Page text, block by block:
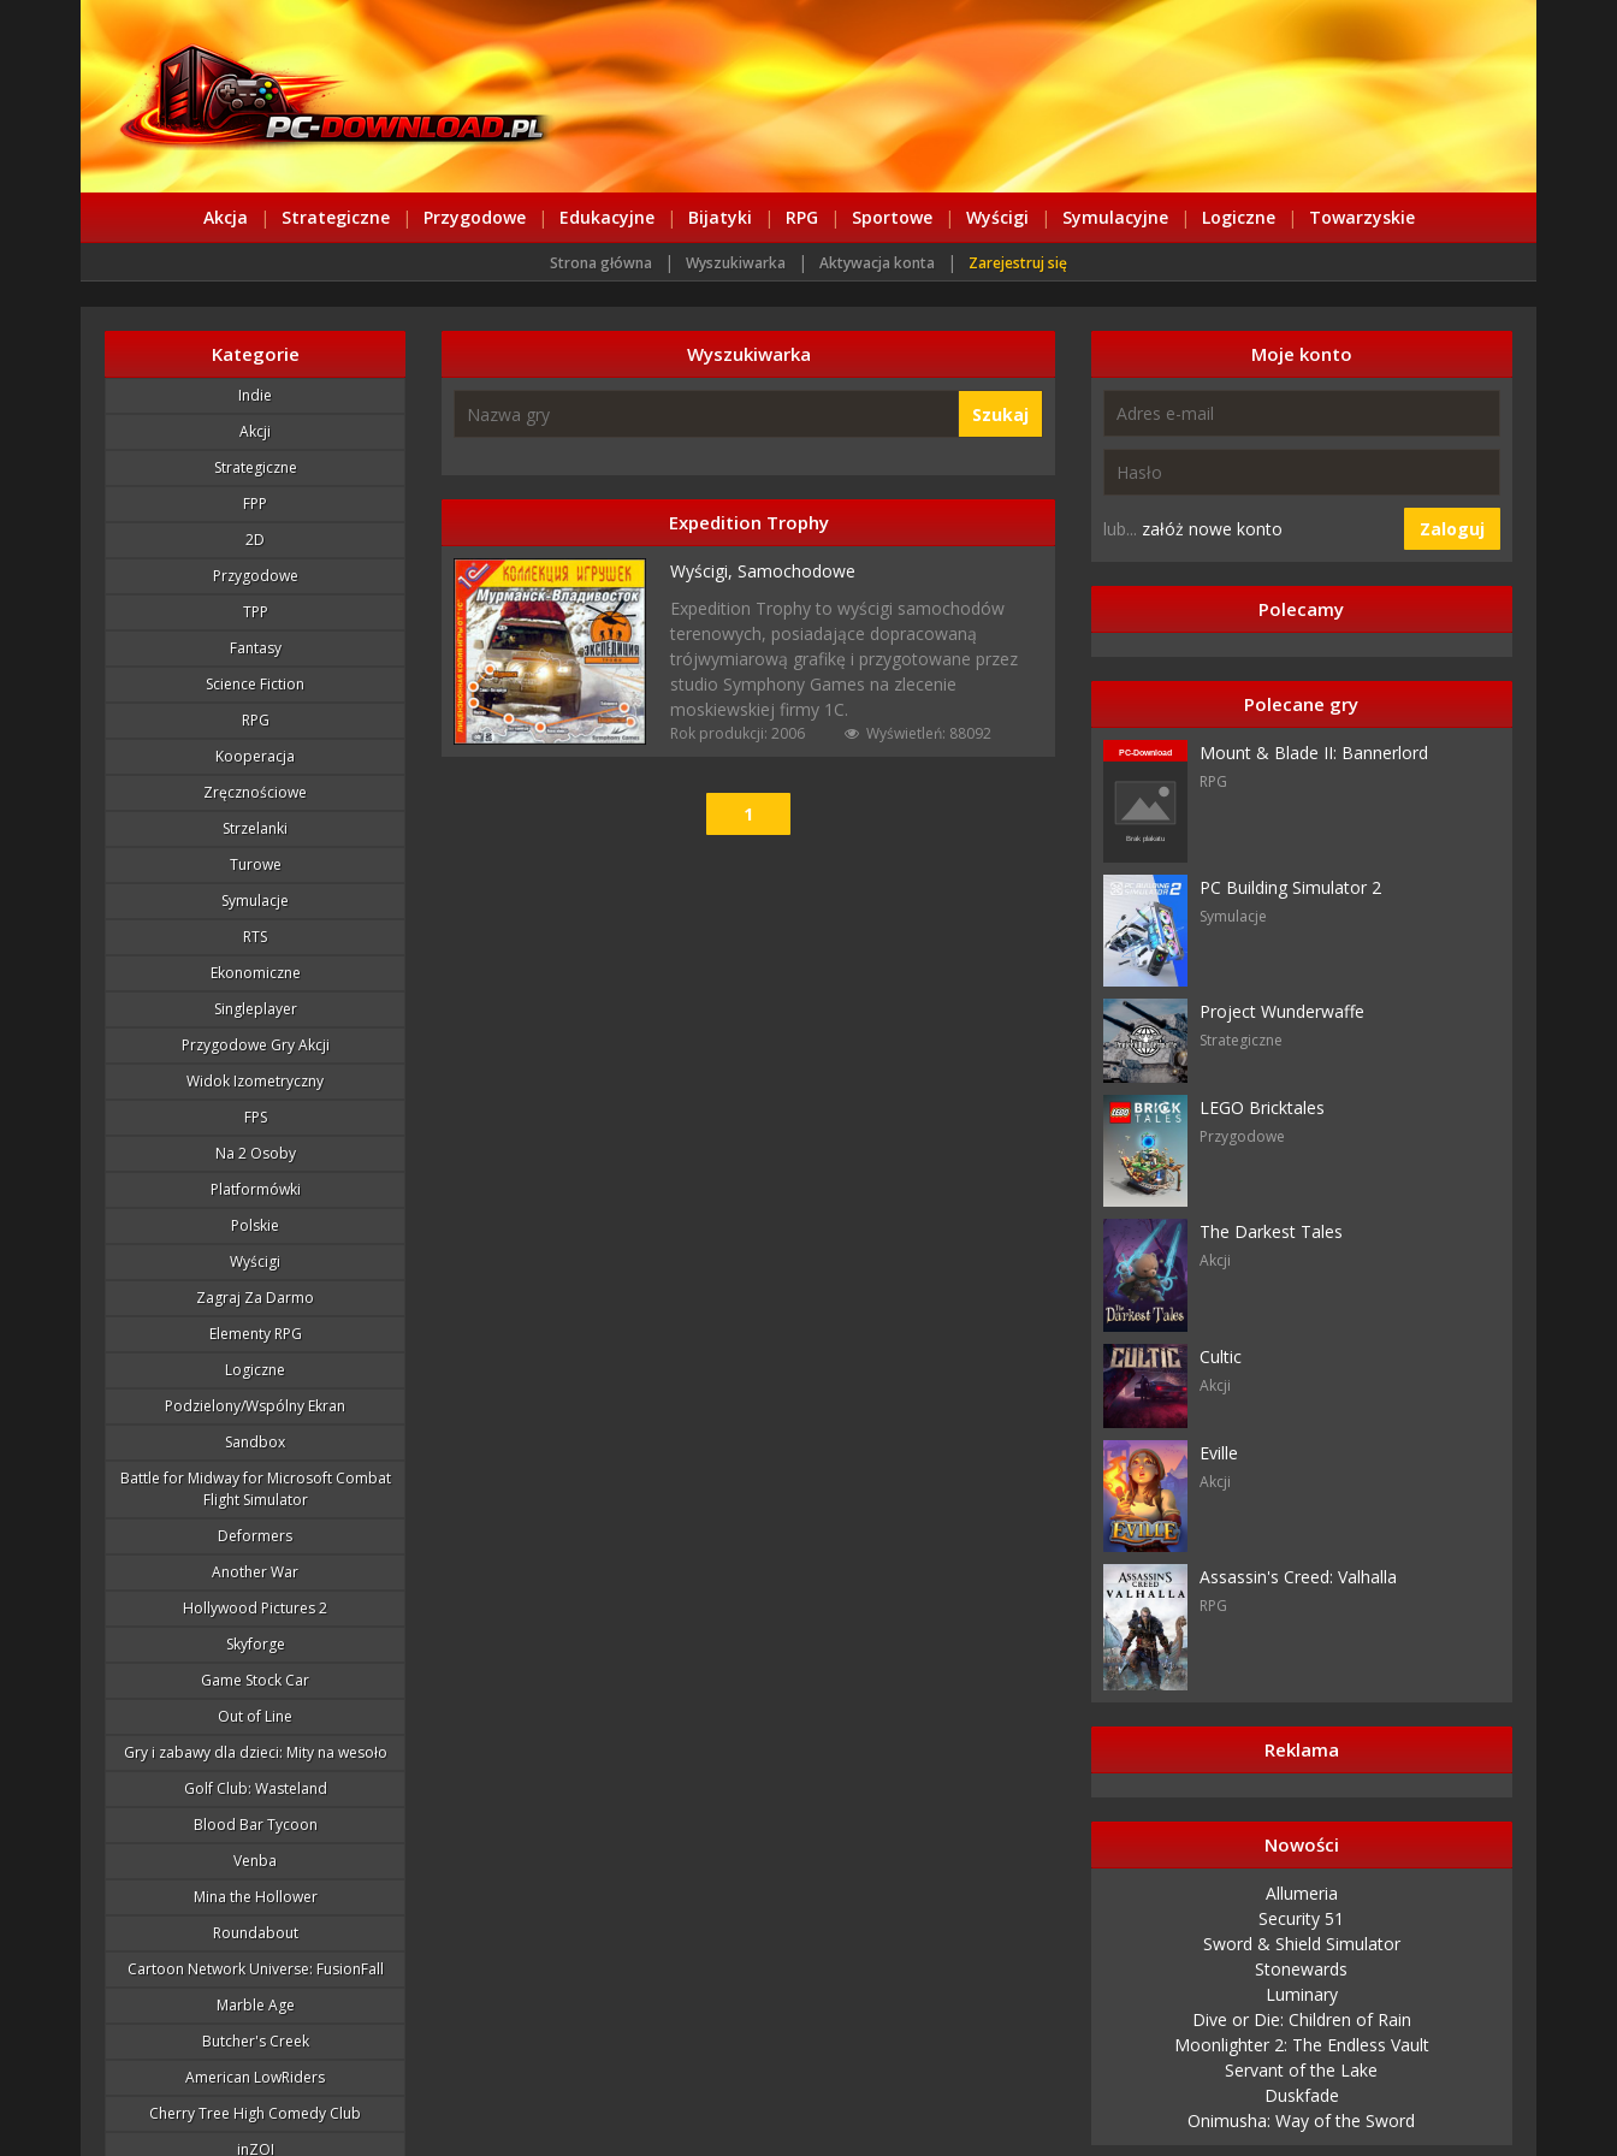
Akcja | Strategiczne | Przygodowe | Edukacyjne | Bijatyki | RPG | Sportowe | Wyścigi | Symulacyjne | Logiczne | Towarzyskie
Strona główna | Wyszukiwarka | Aktywacja konta | Zarejestruj się
Kategorie
Indie
Akcji
Strategiczne
FPP
2D
Przygodowe
TPP
Fantasy
Science Fiction
RPG
Kooperacja
Zręcznościowe
Strzelanki
Turowe
Symulacje
RTS
Ekonomiczne
Singleplayer
Przygodowe Gry Akcji
Widok Izometryczny
FPS
Na 2 Osoby
Platformówki
Polskie
Wyścigi
Zagraj Za Darmo
Elementy RPG
Logiczne
Podzielony/wspólny Ekran
Sandbox
Battle for Midway for Microsoft Combat
Flight Simulator
Deformers
Another War
Hollywood Pictures 2
Skyforge
Game Stock Car
Out of Line
Gry i zabawy dla dzieci: Mity na wesoło
Golf Club: Wasteland
Blood Bar Tycoon
Venba
Mina the Hollower
Roundabout
Cartoon Network Universe: FusionFall
Marble Age
Butcher's Creek
American LowRiders
Cherry Tree High Comedy Club
inZOI
Wyszukiwarka
Szukaj
Expedition Trophy
Wyścigi,Samochodowe
Expedition Trophy to wyścigi samochodów
terenowych, posiadające dopracowaną
trójwymiarową grafikę i przygotowane przez
studio Symphony Games na zlecenie
moskiewskiej firmy 1C.
Rok produkcji: 2006 Wyświetleń: 88092
1
Moje konto
lub... załóż nowe konto Zaloguj
Polecamy
Polecane gry
Mount & Blade II: Bannerlord
RPG
PC Building Simulator 2
Symulacje
Project Wunderwaffe
Strategiczne
LEGO Bricktales
Przygodowe
The Darkest Tales
Akcji
Cultic
Akcji
Eville
Akcji
Assassin's Creed: Valhalla
RPG
Reklama
Nowości
Allumeria
Security 51
Sword & Shield Simulator
Stonewards
Luminary
Dive or Die: Children of Rain
Moonlighter 2: The Endless Vault
Servant of the Lake
Duskfade
Onimusha: Way of the Sword